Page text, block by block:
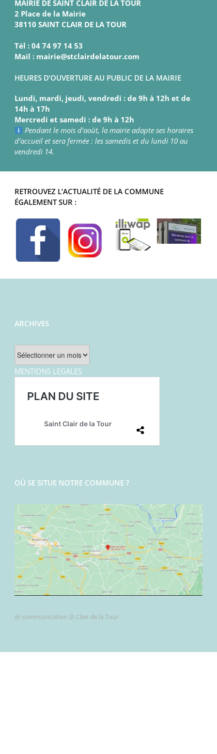
MAIRIE DE SAINT CLAIR DE LA TOUR
2 Place de la Mairie
38110 SAINT CLAIR DE LA TOUR
Tél : 04 74 97 14 53
Mail : mairie@stclairdelatour.com
HEURES D’OUVERTURE AU PUBLIC DE LA MAIRIE
Lundi, mardi, jeudi, vendredi : de 9h à 12h et de
14h à 17h
Mercredi et samedi : de 9h à 12h
Pendant le mois d’août, la mairie adapte ses horaires
d’accueil et sera fermée : les samedis et du lundi 10 au
vendredi 14.
RETROUVEZ L’ACTUALITÉ DE LA COMMUNE
ÉGALEMENT SUR :
ARCHIVES
Archives
MENTIONS LEGALES
OÙ SE SITUE NOTRE COMMUNE ?
@ communication St Clair de la Tour